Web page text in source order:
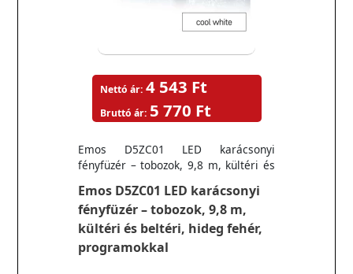
Emos D5ZC01 LED karácsonyi
fényfüzér – tobozok, 9,8 m,
kültéri és beltéri, hideg fehér,
programokkal
Emos D5ZC01 LED karácsonyi
fényfüzér – tobozok, 9,8 m, kültéri és
Nettó ár: 4 543 Ft
Bruttó ár: 5 770 Ft